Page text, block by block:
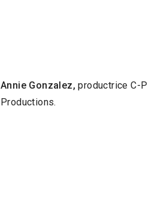
Annie Gonzalez,productrice C-P
Productions.